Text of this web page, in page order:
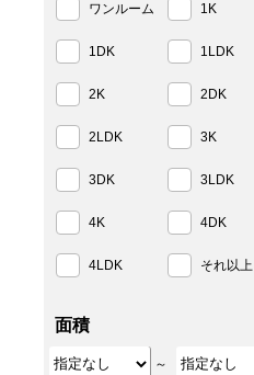
ワンルーム 1K
1DK 1LDK
2K 2DK
2LDK 3K
3DK 3LDK
4K 4DK
4LDK それ以上
面積
～